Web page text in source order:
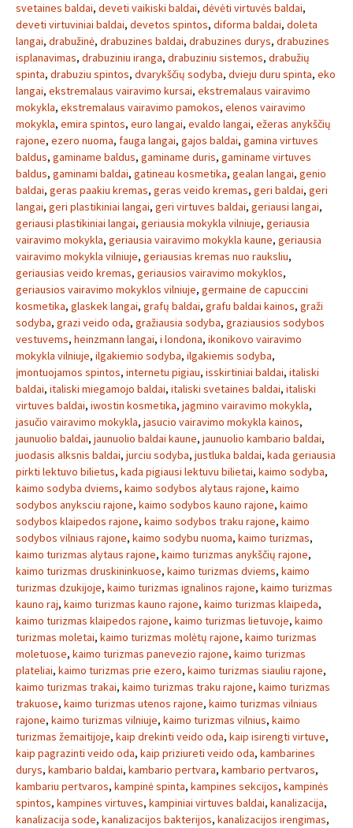
svetaines baldai, deveti vaikiski baldai, dėvėti virtuvės baldai,
deveti virtuviniai baldai, devetos spintos, diforma baldai, doleta
langai, drabužinė, drabuzines baldai, drabuzines durys, drabuzines
isplanavimas, drabuziniu iranga, drabuziniu sistemos, drabužių
spinta, drabuziu spintos, dvarykščių sodyba, dvieju duru spinta, eko
langai, ekstremalaus vairavimo kursai, ekstremalaus vairavimo
mokykla, ekstremalaus vairavimo pamokos, elenos vairavimo
mokykla, emira spintos, euro langai, evaldo langai, ežeras anykščių
rajone, ezero nuoma, fauga langai, gajos baldai, gamina virtuves
baldus, gaminame baldus, gaminame duris, gaminame virtuves
baldus, gaminami baldai, gatineau kosmetika, gealan langai, genio
baldai, geras paakiu kremas, geras veido kremas, geri baldai, geri
langai, geri plastikiniai langai, geri virtuves baldai, geriausi langai,
geriausi plastikiniai langai, geriausia mokykla vilniuje, geriausia
vairavimo mokykla, geriausia vairavimo mokykla kaune, geriausia
vairavimo mokykla vilniuje, geriausias kremas nuo rauksliu,
geriausias veido kremas, geriausios vairavimo mokyklos,
geriausios vairavimo mokyklos vilniuje, germaine de capuccini
kosmetika, glaskek langai, grafų baldai, grafu baldai kainos, graži
sodyba, grazi veido oda, gražiausia sodyba, graziausios sodybos
vestuvems, heinzmann langai, i londona, ikonikovo vairavimo
mokykla vilniuje, ilgakiemio sodyba, ilgakiemis sodyba,
įmontuojamos spintos, internetu pigiau, isskirtiniai baldai, italiski
baldai, italiski miegamojo baldai, italiski svetaines baldai, italiski
virtuves baldai, iwostin kosmetika, jagmino vairavimo mokykla,
jasučio vairavimo mokykla, jasucio vairavimo mokykla kainos,
jaunuolio baldai, jaunuolio baldai kaune, jaunuolio kambario baldai,
juodasis alksnis baldai, jurciu sodyba, justluka baldai, kada geriausia
pirkti lektuvo bilietus, kada pigiausi lektuvu bilietai, kaimo sodyba,
kaimo sodyba dviems, kaimo sodybos alytaus rajone, kaimo
sodybos anyksciu rajone, kaimo sodybos kauno rajone, kaimo
sodybos klaipedos rajone, kaimo sodybos traku rajone, kaimo
sodybos vilniaus rajone, kaimo sodybu nuoma, kaimo turizmas,
kaimo turizmas alytaus rajone, kaimo turizmas anykščių rajone,
kaimo turizmas druskininkuose, kaimo turizmas dviems, kaimo
turizmas dzukijoje, kaimo turizmas ignalinos rajone, kaimo turizmas
kauno raj, kaimo turizmas kauno rajone, kaimo turizmas klaipeda,
kaimo turizmas klaipedos rajone, kaimo turizmas lietuvoje, kaimo
turizmas moletai, kaimo turizmas molėtų rajone, kaimo turizmas
moletuose, kaimo turizmas panevezio rajone, kaimo turizmas
plateliai, kaimo turizmas prie ezero, kaimo turizmas siauliu rajone,
kaimo turizmas trakai, kaimo turizmas traku rajone, kaimo turizmas
trakuose, kaimo turizmas utenos rajone, kaimo turizmas vilniaus
rajone, kaimo turizmas vilniuje, kaimo turizmas vilnius, kaimo
turizmas žemaitijoje, kaip drekinti veido oda, kaip isirengti virtuve,
kaip pagrazinti veido oda, kaip priziureti veido oda, kambarines
durys, kambario baldai, kambario pertvara, kambario pertvaros,
kambariu pertvaros, kampinė spinta, kampines sekcijos, kampinės
spintos, kampines virtuves, kampiniai virtuves baldai, kanalizacija,
kanalizacija sode, kanalizacijos bakterijos, kanalizacijos irengimas,